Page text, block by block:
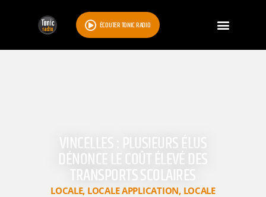
ÉCOUTER TONIC RADIO
VINCELLES : PLUSIEURS ÉLUS
DÉNONCE LE COÛT ÉLEVÉ DES
TRANSPORTS SCOLAIRES
LOCALE, LOCALE APPLICATION, LOCALE